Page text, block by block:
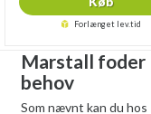
Forlænget lev.tid
Marstall
behov
Som nævnt kan du